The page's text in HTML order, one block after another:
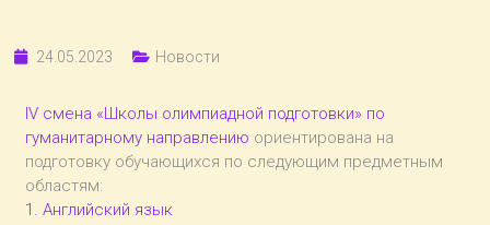
24.05.2023 Новости
IV смена «Школы олимпиадной подготовки» по
гуманитарному направлению ориентирована на
подготовку обучающихся по следующим предметным
областям:
1. Английский язык